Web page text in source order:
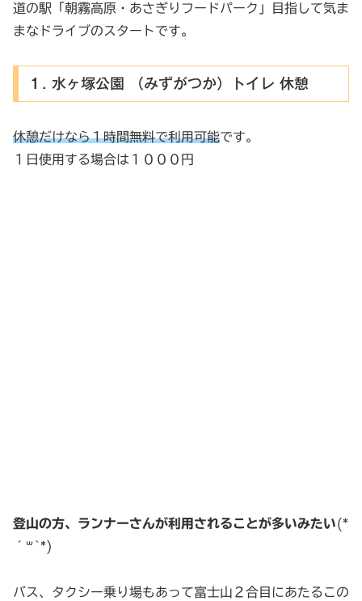
道の駅「朝霧高原・あさぎりフードパーク」目指して気ま
まなドライブのスタートです。
１. 水ヶ塚公園 （みずがつか）トイレ 休憩
休憩だけなら１時間無料で利用可能です。
１日使用する場合は１０００円
登山の方、ランナーさんが利用されることが多いみたい(*
´꒳`*)
バス、タクシー乗り場もあって富士山２合目にあたるこの